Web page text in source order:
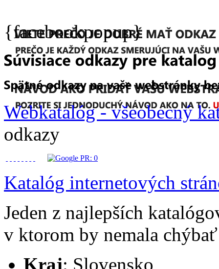
{facebookpopup}
Webkatalóg - všeobecný
odkazy
Katalóg internetových
Jeden z najlepších
v ktorom by nemala chýbať
Kraj: Slovensko